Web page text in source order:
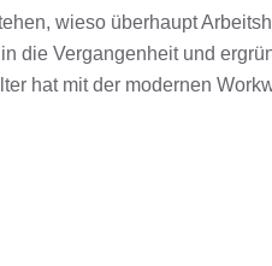
wieso überhaupt
die Vergangenheit und
hat mit der modernen